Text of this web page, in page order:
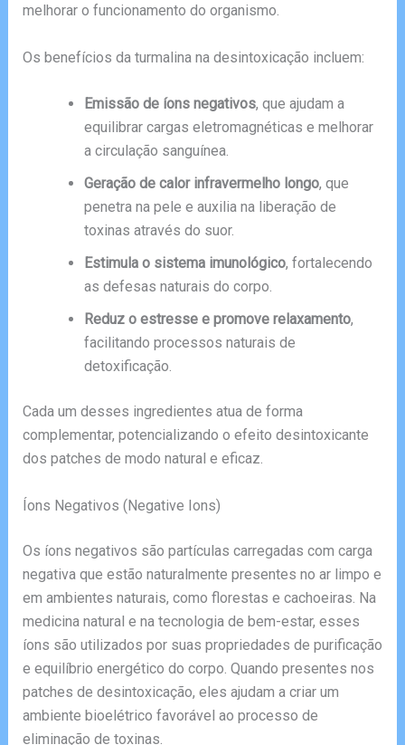
melhorar o funcionamento do organismo.
Os benefícios da turmalina na desintoxicação incluem:
Emissão de íons negativos, que ajudam a
equilibrar cargas eletromagnéticas e melhorar
a circulação sanguínea.
Geração de calor infravermelho longo, que
penetra na pele e auxilia na liberação de
toxinas através do suor.
Estimula o sistema imunológico, fortalecendo
as defesas naturais do corpo.
Reduz o estresse e promove relaxamento,
facilitando processos naturais de
detoxificação.
Cada um desses ingredientes atua de forma
complementar, potencializando o efeito desintoxicante
dos patches de modo natural e eficaz.
Íons Negativos (Negative Ions)
Os íons negativos são partículas carregadas com carga
negativa que estão naturalmente presentes no ar limpo e
em ambientes naturais, como florestas e cachoeiras. Na
medicina natural e na tecnologia de bem-estar, esses
íons são utilizados por suas propriedades de purificação
e equilíbrio energético do corpo. Quando presentes nos
patches de desintoxicação, eles ajudam a criar um
ambiente bioelétrico favorável ao processo de
eliminação de toxinas.